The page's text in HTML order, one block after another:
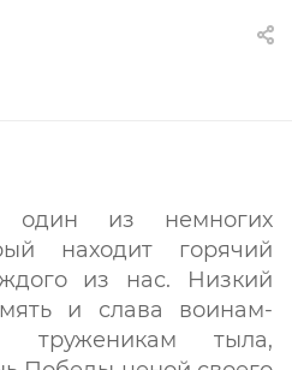
из немногих
находит горячий
из нас. Низкий
и слава воинам-
труженикам тыла,